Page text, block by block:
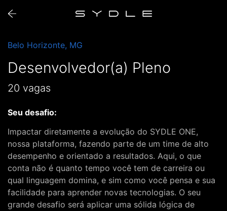
Belo Horizonte, MG
Desenvolvedor(a) Pleno
20 vagas
Seu desafio:
Impactar diretamente a evolução do SYDLE ONE,
nossa plataforma, fazendo parte de um time de alto
desempenho e orientado a resultados. Aqui, o que
conta não é quanto tempo você tem de carreira ou
qual linguagem domina, e sim como você pensa e sua
facilidade para aprender novas tecnologias. O seu
grande desafio será aplicar uma sólida lógica de